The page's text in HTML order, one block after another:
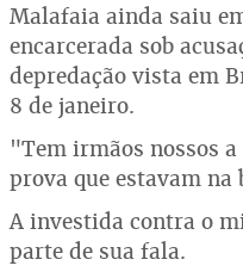
Malafaia ainda saiu
encarcerada sob
depredação vista em
8 de janeiro.
"Tem irmãos nossos
prova que estavam na
A investida contra o
parte de sua fala.